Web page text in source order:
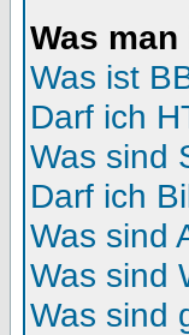
Was
Was ist
Darf ich
Was sind
Darf ich
Was sind
Was sind
Was sind